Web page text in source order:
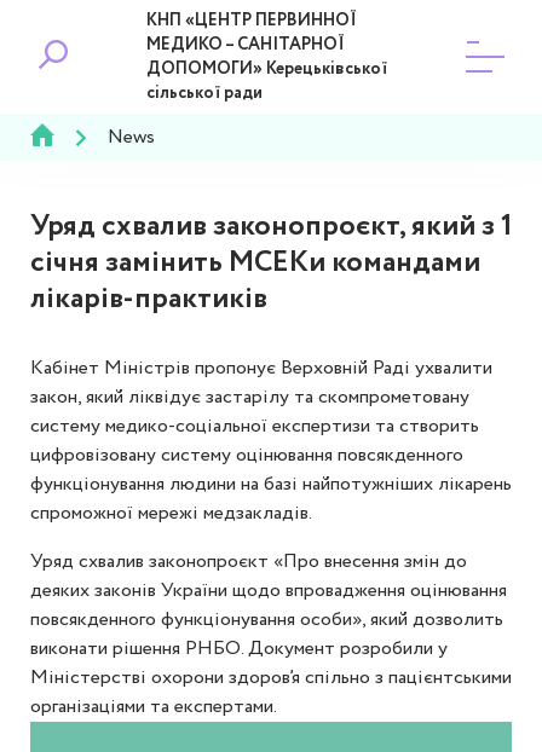
КНП «ЦЕНТР ПЕРВИННОЇ
МЕДИКО – САНІТАРНОЇ
ДОПОМОГИ» Керецьківської
сільської ради
News
Уряд схвалив законопроєкт, який з 1
січня замінить МСЕКи командами
лікарів-практиків
Кабінет Міністрів пропонує Верховній Раді ухвалити
закон, який ліквідує застарілу та скомпрометовану
систему медико-соціальної експертизи та створить
цифровізовану систему оцінювання повсякденного
функціонування людини на базі найпотужніших лікарень
спроможної мережі медзакладів.
Уряд схвалив законопроєкт «Про внесення змін до
деяких законів України щодо впровадження оцінювання
повсякденного функціонування особи», який дозволить
виконати рішення РНБО. Документ розробили у
Міністерстві охорони здоров’я спільно з пацієнтськими
організаціями та експертами.